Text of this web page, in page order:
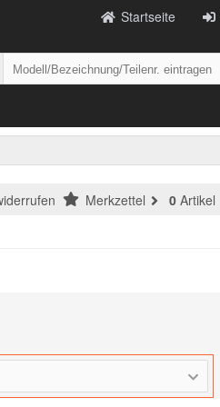
Startseite
Merkzettel 0 Artikel